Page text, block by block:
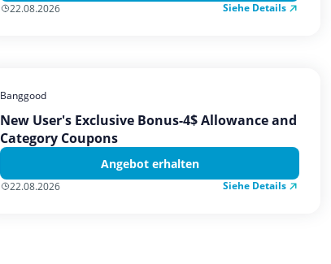
22.08.2026 Siehe Details
Banggood
New User's Exclusive Bonus-4$ Allowance and
Category Coupons
Angebot erhalten
22.08.2026 Siehe Details